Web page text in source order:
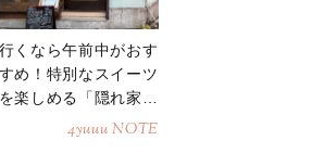
行くなら午前中がおす
すめ！特別なスイーツ
を楽しめる「隠れ家カ
4yuuu NOTE